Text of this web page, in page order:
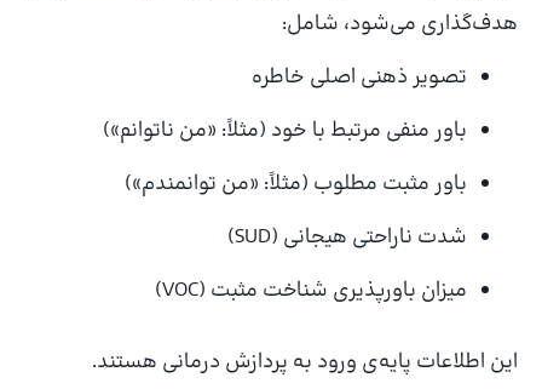
هدف‌گذاری می‌شود، شامل:
تصویر ذهنی اصلی خاطره
باور منفی مرتبط با خود (مثلاً: «من ناتوانم»)
باور مثبت مطلوب (مثلاً: «من توانمندم»)
شدت ناراحتی هیجانی (SUD)
میزان باورپذیری شناخت مثبت (VOC)
این اطلاعات پایه‌ی ورود به پردازش درمانی هستند.